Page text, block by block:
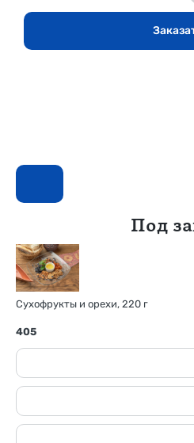
Под
Сухофрукты и орехи, 220 г
405